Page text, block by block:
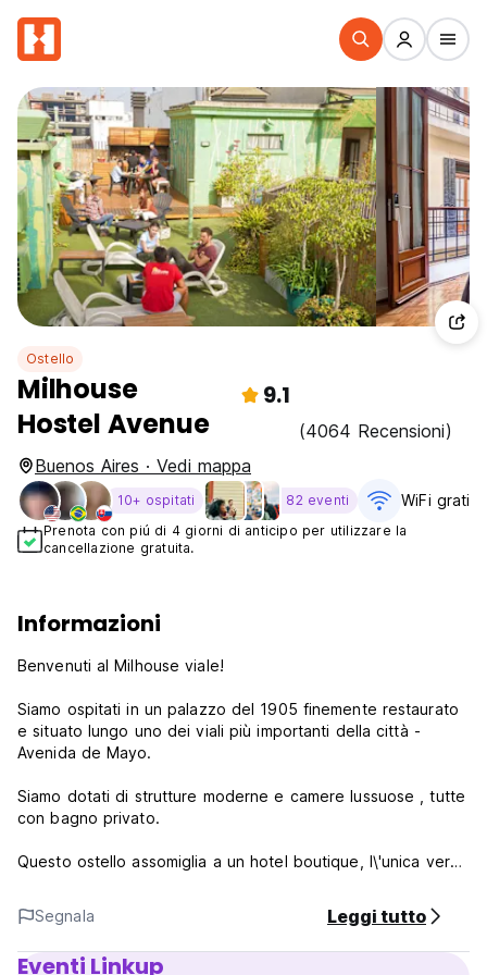
Ostello
Milhouse
Hostel Avenue
9.1
(4064 Recensioni)
Buenos Aires · Vedi mappa
10+ ospitati 82 eventi WiFi gratis
Prenota con piú di 4 giorni di anticipo per utilizzare la
cancellazione gratuita.
Informazioni
Benvenuti al Milhouse viale!
Siamo ospitati in un palazzo del 1905 finemente restaurato
e situato lungo uno dei viali più importanti della città -
Avenida de Mayo.
Siamo dotati di strutture moderne e camere lussuose , tutte
con bagno privato.
Questo ostello assomiglia a un hotel boutique, l\'unica vera
All\'interno ci sono diverse aree per soddisfare tutte le
esigenze e le preferenze - è possibile rilassarsi sulla
terrazza panoramica con un cocktail rinfrescante o
Segnala Leggi tutto
Eventi Linkup